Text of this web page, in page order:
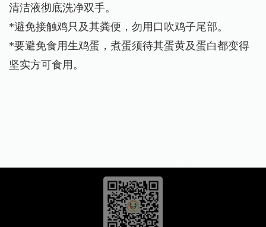
清洁液彻底洗净双手。
*避免接触鸡只及其粪便，勿用口吹鸡子尾部。
*要避免食用生鸡蛋，煮蛋须待其蛋黄及蛋白都变得
坚实方可食用。